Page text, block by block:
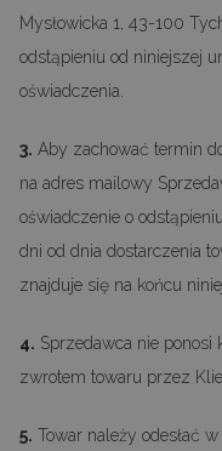
Mysłowicka 1, 43-100
odstąpieniu od niniejszej
oświadczenia.
3. Aby zachować termin
na adres mailowy
oświadczenie o
dni od dnia dostarczenia
znajduje się na końcu
4. Sprzedawca nie
zwrotem towaru przez
5. Towar należy odesłać